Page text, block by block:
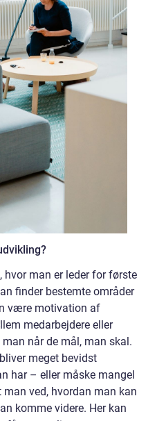
man er leder for første
finder bestemte områder
være motivation af
medarbejdere eller
når de mål, man skal.
meget bevidst
har – eller måske mangel
ved, hvordan man kan
komme videre. Her kan